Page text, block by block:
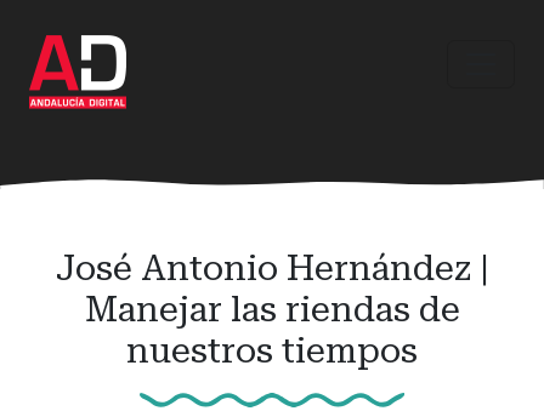
contenido
principal
José Antonio Hernández |
Manejar las riendas de
nuestros tiempos